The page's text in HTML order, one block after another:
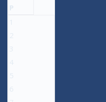
P
1
2
3
4
5
6